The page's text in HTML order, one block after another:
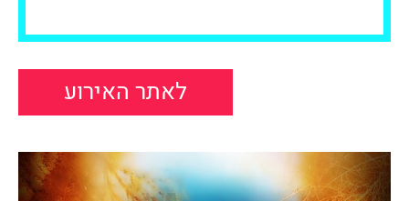
לאתר האירוע